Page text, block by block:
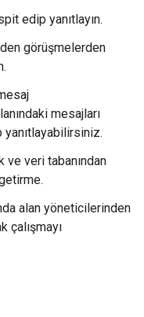
edip yanıtlayın.
görüşmelerden
mesajları
yanıtlayabilirsiniz.
ve veri tabanından
alan yöneticilerinden
çalışmayı